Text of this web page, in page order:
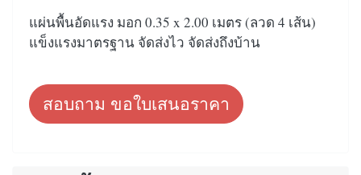
แผ่นพื้นอัดแรง มอก 0.35 x 2.00 เมตร (ลวด 4 เส้น)
แข็งแรงมาตรฐาน จัดส่งไว จัดส่งถึงบ้าน
สอบถาม ขอใบเสนอราคา